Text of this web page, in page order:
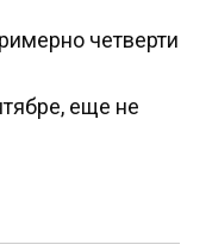
четверти
еще не